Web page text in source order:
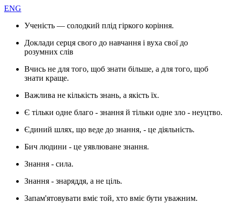
ENG
Ученість — солодкий плід гіркого коріння.
Доклади серця свого до навчання і вуха свої до
розумних слів
Вчись не для того, щоб знати більше, а для того, щоб
знати краще.
Важлива не кількість знань, а якість їх.
Є тільки одне благо - знання й тільки одне зло - неуцтво.
Єдиний шлях, що веде до знання, - це діяльність.
Бич людини - це уявлюване знання.
Знання - сила.
Знання - знаряддя, а не ціль.
Запам'ятовувати вміє той, хто вміє бути уважним.